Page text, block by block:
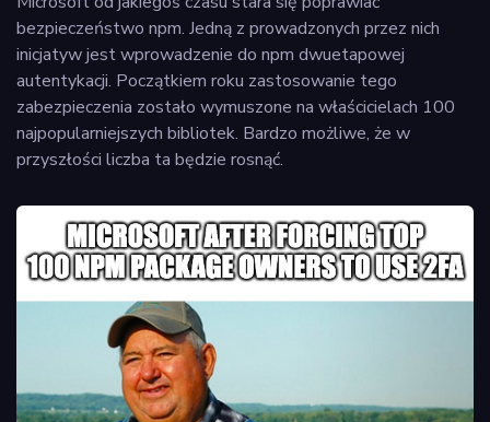
bezpieczeństwo npm. Jedną z prowadzonych przez nich
inicjatyw jest wprowadzenie do npm dwuetapowej
autentykacji. Początkiem roku zastosowanie tego
zabezpieczenia zostało wymuszone na właścicielach 100
najpopularniejszych bibliotek. Bardzo możliwe, że w
przyszłości liczba ta będzie rosnąć.